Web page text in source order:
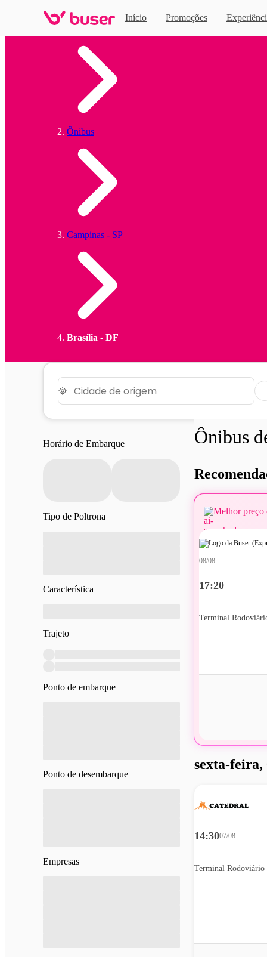
Início Promoções
Ônibus
Campinas - SP
Brasília - DF
Horário de Embarque
Tipo de Poltrona
Característica
Trajeto
Ponto de embarque
Ponto de desembarque
Empresas
Ônibus
Melhor preço
17:20
08/08
Terminal
sexta-feira,
14:3007/08
Terminal Rodoviário